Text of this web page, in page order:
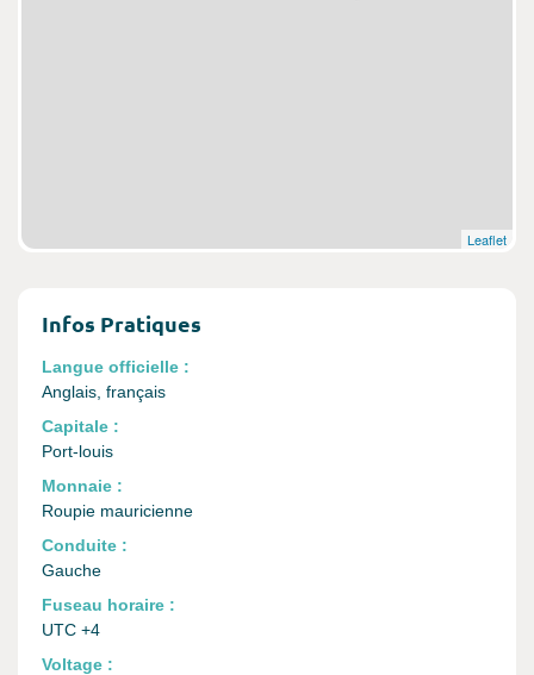
Leaflet
Infos Pratiques
Langue officielle :
Anglais, français
Capitale :
Port-louis
Monnaie :
Roupie mauricienne
Conduite :
Gauche
Fuseau horaire :
UTC +4
Voltage :